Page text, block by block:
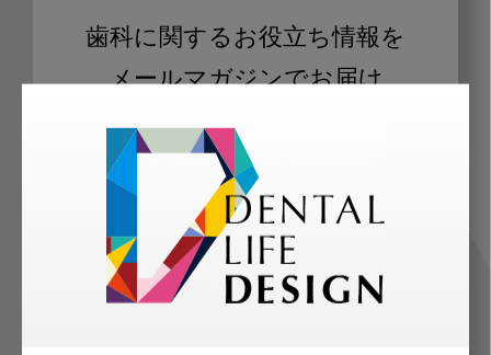
歯科に関するお役立ち情報を
メールマガジンでお届け
ご登録いただいた職種（歯科医師、歯
科衛生士、歯科技工士）に合わせた内
容のメールマガジンをお届けします。